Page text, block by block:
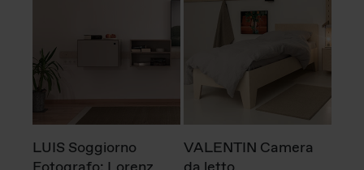
LUIS Soggiorno
VALENTIN Camera